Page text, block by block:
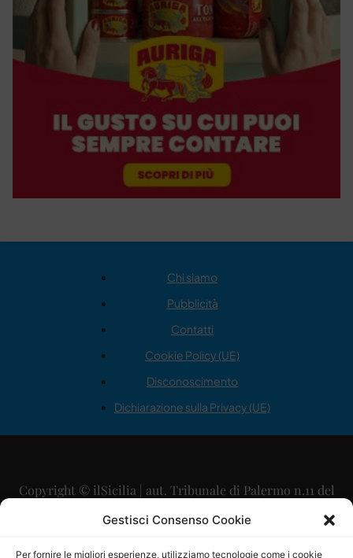
Gestisci Consenso Cookie
Per fornire le migliori esperienze, utilizziamo tecnologie come i cookie
Chi siamo
Pubblicità
Contatti
Cookie Policy (UE)
Disconoscimento
Dichiarazione sulla Privacy (UE)
Copyright © ilSicilia | aut. Tribunale di Palermo n.11 del
29/09/2015